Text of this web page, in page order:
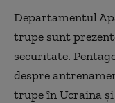
Departamentul
trupe sunt
securitate.
despre
trupe în Ucraina